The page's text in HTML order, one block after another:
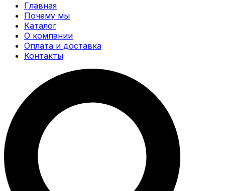
Главная
Почему мы
Каталог
О компании
Оплата и доставка
Контакты